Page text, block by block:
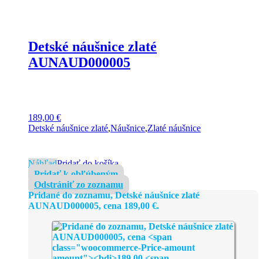
Detské náušnice zlaté
AUNAUD000005
189,00 €
Detské náušnice zlaté,Náušnice,Zlaté náušnice
NáhľadPridať do košíka
Pridať k obľúbeným
Odstrániť zo zoznamu
Pridané do zoznamu, Detské náušnice zlaté
AUNAUD000005, cena 189,00 €.